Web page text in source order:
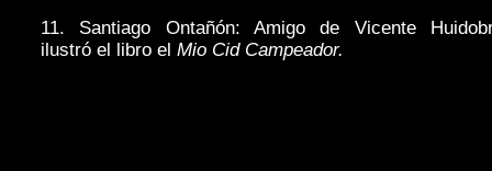
11. Santiago Ontañón: Amigo de Vicente
ilustró el libro el Mio Cid Campeador.